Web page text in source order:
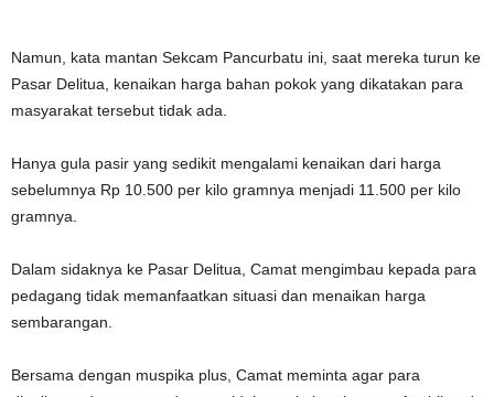
Namun, kata mantan Sekcam Pancurbatu ini, saat mereka turun ke
Pasar Delitua, kenaikan harga bahan pokok yang dikatakan para
masyarakat tersebut tidak ada.
Hanya gula pasir yang sedikit mengalami kenaikan dari harga
sebelumnya Rp 10.500 per kilo gramnya menjadi 11.500 per kilo
gramnya.
Dalam sidaknya ke Pasar Delitua, Camat mengimbau kepada para
pedagang tidak memanfaatkan situasi dan menaikan harga
sembarangan.
Bersama dengan muspika plus, Camat meminta agar para